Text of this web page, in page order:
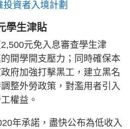
資者入境計劃
學生津貼
元免入息審查學生津
開學開支壓力；同時確保本
府加強打擊黑工，建立黑名
整外勞政策，對濫用者引入
權益。
年承諾，盡快公布為低收入